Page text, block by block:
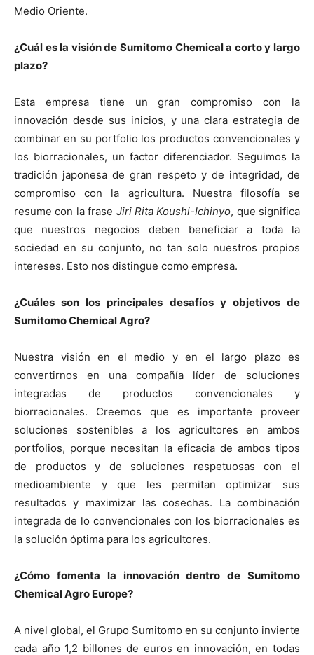
Medio Oriente.
¿Cuál es la visión de Sumitomo Chemical a corto y largo
plazo?
Esta empresa tiene un gran compromiso con la
innovación desde sus inicios, y una clara estrategia de
combinar en su portfolio los productos convencionales y
los biorracionales, un factor diferenciador. Seguimos la
tradición japonesa de gran respeto y de integridad, de
compromiso con la agricultura. Nuestra filosofía se
resume con la frase Jiri Rita Koushi-Ichinyo, que significa
que nuestros negocios deben beneficiar a toda la
sociedad en su conjunto, no tan solo nuestros propios
intereses. Esto nos distingue como empresa.
¿Cuáles son los principales desafíos y objetivos de
Sumitomo Chemical Agro?
Nuestra visión en el medio y en el largo plazo es
convertirnos en una compañía líder de soluciones
integradas de productos convencionales y
biorracionales. Creemos que es importante proveer
soluciones sostenibles a los agricultores en ambos
portfolios, porque necesitan la eficacia de ambos tipos
de productos y de soluciones respetuosas con el
medioambiente y que les permitan optimizar sus
resultados y maximizar las cosechas. La combinación
integrada de lo convencionales con los biorracionales es
la solución óptima para los agricultores.
¿Cómo fomenta la innovación dentro de Sumitomo
Chemical Agro Europe?
A nivel global, el Grupo Sumitomo en su conjunto invierte
cada año 1,2 billones de euros en innovación, en todas